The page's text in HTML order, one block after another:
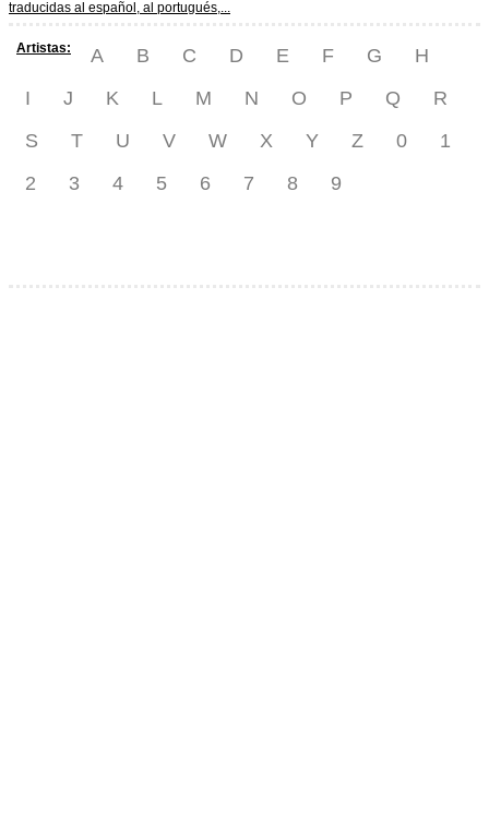
traducidas al español, al portugués,...
Artistas: A B C D E F G
H
I
J K L M N O P Q
R
S
T U V W X Y Z 0
1
2
3 4 5 6 7 8 9